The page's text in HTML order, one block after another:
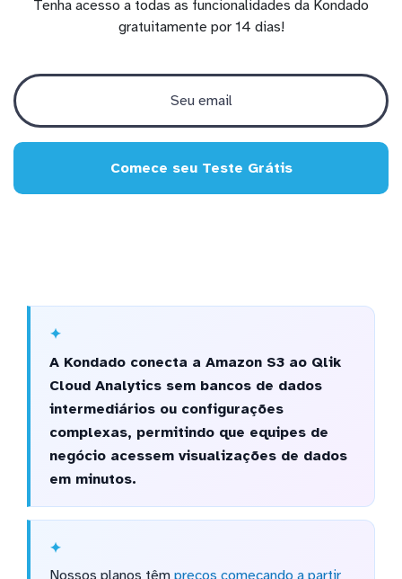
Tenha acesso a todas as funcionalidades da Kondado
gratuitamente por 14 dias!
Comece seu Teste Grátis
A Kondado conecta a Amazon S3 ao Qlik
Cloud Analytics sem bancos de dados
intermediários ou configurações
complexas, permitindo que equipes de
negócio acessem visualizações de dados
em minutos.